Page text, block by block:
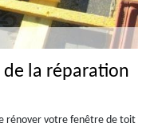
la réparation
rénover votre fenêtre de toit